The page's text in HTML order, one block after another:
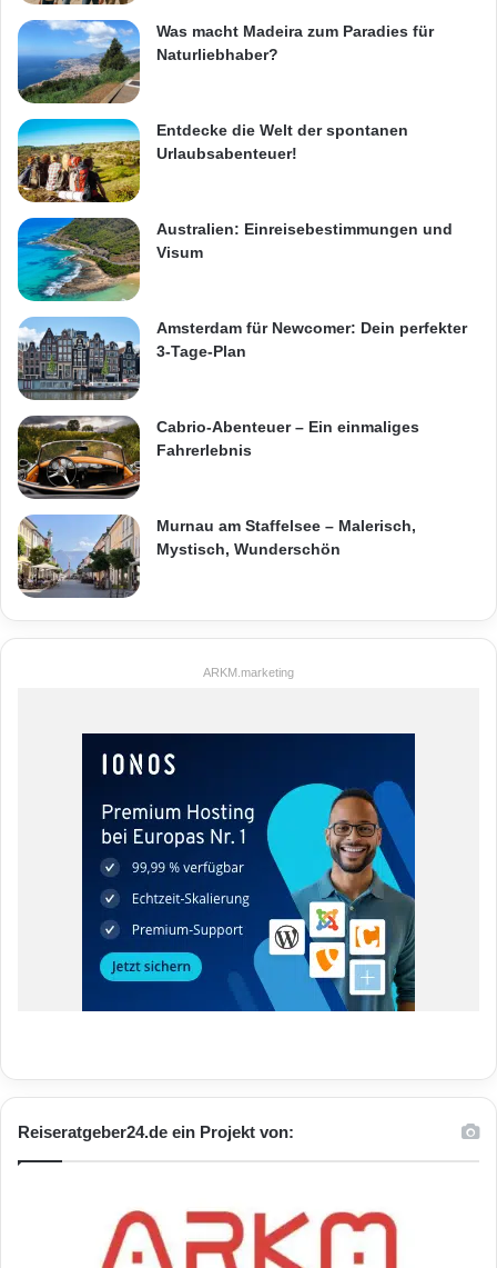
Was macht Madeira zum Paradies für
Naturliebhaber?
Entdecke die Welt der spontanen
Urlaubsabenteuer!
Australien: Einreisebestimmungen und
Visum
Amsterdam für Newcomer: Dein perfekter
3-Tage-Plan
Cabrio-Abenteuer – Ein einmaliges
Fahrerlebnis
Murnau am Staffelsee – Malerisch,
Mystisch, Wunderschön
ARKM.marketing
Reiseratgeber24.de ein Projekt von: